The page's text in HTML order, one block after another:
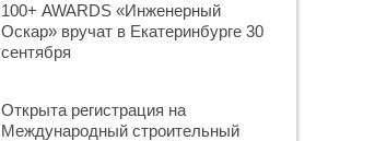
100+ AWARDS «Инженерный
Оскар» вручат в Екатеринбурге 30
сентября
Открыта регистрация на
Международный строительный